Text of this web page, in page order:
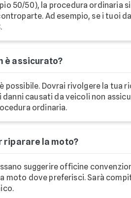
50/50), la procedura ordinaria
Ad esempio, se i tuoi
è assicurato?
Dovrai rivolgere la tua
danni causati da veicoli non
ordinaria.
riparare la moto?
suggerire officine
moto dove preferisci. Sarà